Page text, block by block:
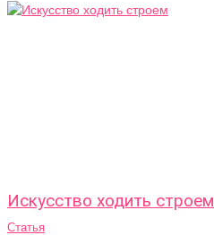
Искусство ходить строем
Статья